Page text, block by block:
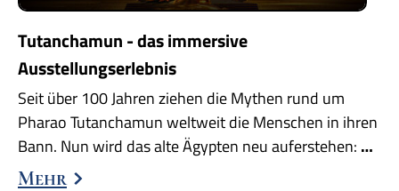
Tutanchamun - das immersive
Ausstellungserlebnis
Seit über 100 Jahren ziehen die Mythen rund um
Pharao Tutanchamun weltweit die Menschen in ihren
Bann. Nun wird das alte Ägypten neu auferstehen: …
Mehr